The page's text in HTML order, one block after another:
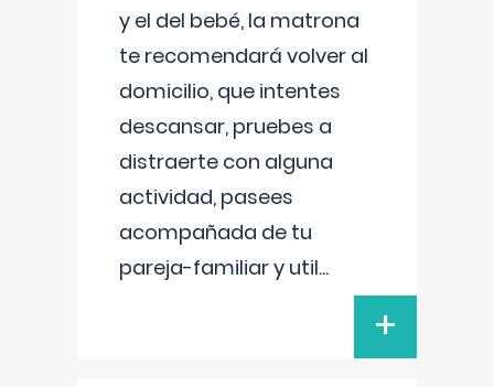
y el del bebé, la matrona
te recomendará volver al
domicilio, que intentes
descansar, pruebes a
distraerte con alguna
actividad, pasees
acompañada de tu
pareja-familiar y util...
+